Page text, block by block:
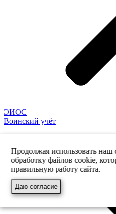
ЭИОС
Воинский учёт
Продолжая использовать наш
обработку файлов cookie,
правильную работу сайта.
Даю согласие